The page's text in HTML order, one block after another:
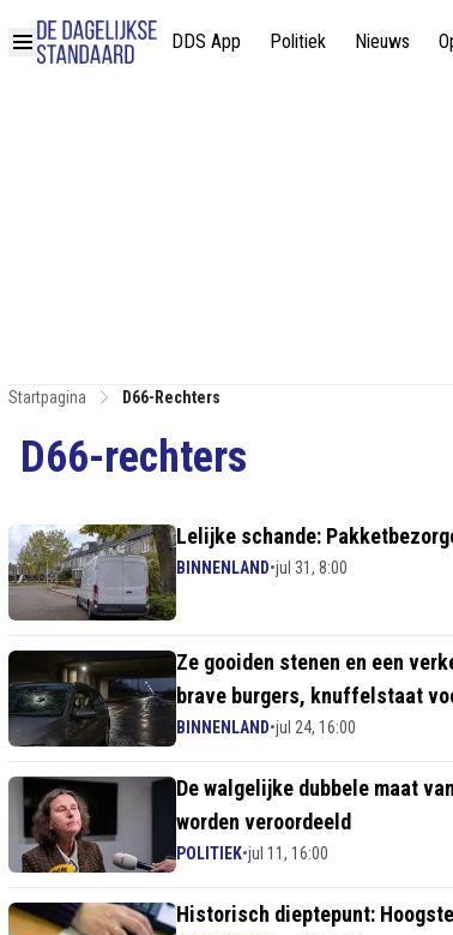
DDS App Politiek Nieuws
Startpagina D66-Rechters
D66-rechters
Lelijke schande:
BINNENLAND•jul 31, 8:00
Ze gooiden stenen en een
brave burgers, knuffelstaat
BINNENLAND•jul 24, 16:00
De walgelijke dubbele maat
worden veroordeeld
POLITIEK•jul 11, 16:00
Historisch dieptepunt: